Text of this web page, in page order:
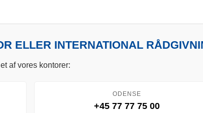
ELLER INTERNATIONAL
af vores kontorer:
ODENSE
+45 77 77 75 00